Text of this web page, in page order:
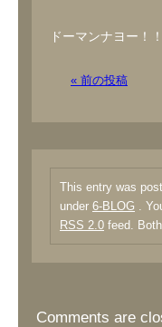
ドーマンナヨー！！
« 前の投稿
This entry was
under 6-BLOG .
RSS 2.0 feed.
Comments are